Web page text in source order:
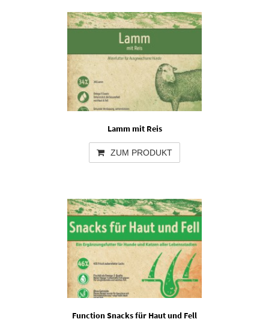
Lamm mit Reis
ZUM PRODUKT
Function Snacks für Haut und Fell